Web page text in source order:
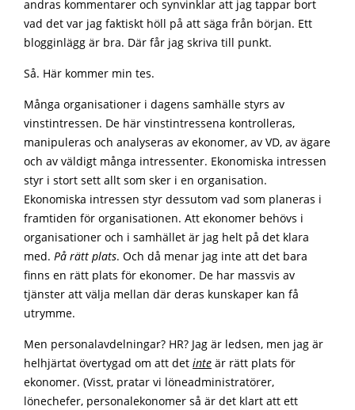
andras kommentarer och synvinklar att jag tappar bort
vad det var jag faktiskt höll på att säga från början. Ett
blogginlägg är bra. Där får jag skriva till punkt.
Så. Här kommer min tes.
Många organisationer i dagens samhälle styrs av
vinstintressen. De här vinstintressena kontrolleras,
manipuleras och analyseras av ekonomer, av VD, av ägare
och av väldigt många intressenter. Ekonomiska intressen
styr i stort sett allt som sker i en organisation.
Ekonomiska intressen styr dessutom vad som planeras i
framtiden för organisationen. Att ekonomer behövs i
organisationer och i samhället är jag helt på det klara
med. På rätt plats. Och då menar jag inte att det bara
finns en rätt plats för ekonomer. De har massvis av
tjänster att välja mellan där deras kunskaper kan få
utrymme.
Men personalavdelningar? HR? Jag är ledsen, men jag är
helhjärtat övertygad om att det inte är rätt plats för
ekonomer. (Visst, pratar vi löneadministratörer,
lönechefer, personalekonomer så är det klart att ett